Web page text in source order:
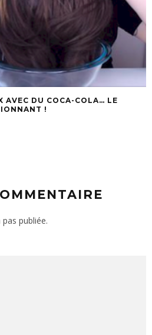
AVEC DU COCA-COLA… LE
!
publiée.